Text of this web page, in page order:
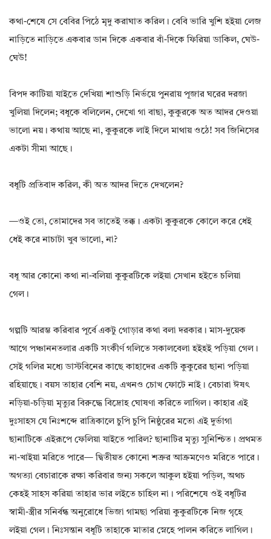
কথা-শেষে সে বেবির পিঠে মৃদু করাঘাত করিল। বেবি ভারি খুশি হইয়া লেজ
নাড়িতে নাড়িতে একবার ডান দিকে একবার বাঁ-দিকে ফিরিয়া ডাকিল, ঘেউ-
ঘেউ!
বিপদ কাটিয়া যাইতে দেখিয়া শাশুড়ি নির্ভয়ে পুনরায় পূজার ঘরের দরজা
খুলিয়া দিলেন; বধূকে বলিলেন, দেখো গা বাছা, কুকুরকে অত আদর দেওয়া
ভালো নয়। কথায় আছে না, কুকুরকে লাই দিলে মাথায় ওঠে! সব জিনিসের
একটা সীমা আছে।
বধূটি প্রতিবাদ করিল, কী অত আদর দিতে দেখলেন?
—ওই তো, তোমাদের সব তাতেই তক্ক। একটা কুকুরকে কোলে করে ধেই
ধেই করে নাচাটা খুব ভালো, না?
বধূ আর কোনো কথা না-বলিয়া কুকুরটিকে লইয়া সেখান হইতে চলিয়া
গেল।
গল্পটি আরম্ভ করিবার পূর্বে একটু গোড়ার কথা বলা দরকার। মাস-দুয়েক
আগে পঞ্চাননতলার একটি সংকীর্ণ গলিতে সকালবেলা হইহই পড়িয়া গেল।
সেই গলির মধ্যে ডাস্টবিনের কাছে কাহাদের একটি কুকুরের ছানা পড়িয়া
রহিয়াছে। বয়স তাহার বেশি নয়, এখনও চোখ ফোটে নাই। বেচারা ঈষৎ
নড়িয়া-চড়িয়া মৃত্যুর বিরুদ্ধে বিদ্রোহ ঘোষণা করিতে লাগিল। কাহার এই
দুঃসাহস যে নিঃশব্দে রাত্রিকালে চুপি চুপি নিষ্ঠুরের মতো এই দুর্ভাগা
ছানাটিকে এইরূপে ফেলিয়া যাইতে পারিল? ছানাটির মৃত্যু সুনিশ্চিত। প্রথমত
না-খাইয়া মরিতে পারে— দ্বিতীয়ত কোনো শত্রুর আক্রমণেও মরিতে পারে।
অগত্যা বেচারাকে রক্ষা করিবার জন্য সকলে আকুল হইয়া পড়িল, অথচ
কেহই সাহস করিয়া তাহার ভার লইতে চাহিল না। পরিশেষে ওই বধূটির
স্বামী-স্ত্রীর সনির্বন্ধ অনুরোধে ভিজা গামছা পরিয়া কুকুরটিকে নিজ গৃহে
লইয়া গেল। নিঃসন্তান বধূটি তাহাকে মাতার স্নেহে পালন করিতে লাগিল।